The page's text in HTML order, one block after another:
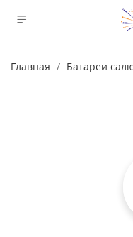
Главная Батареи